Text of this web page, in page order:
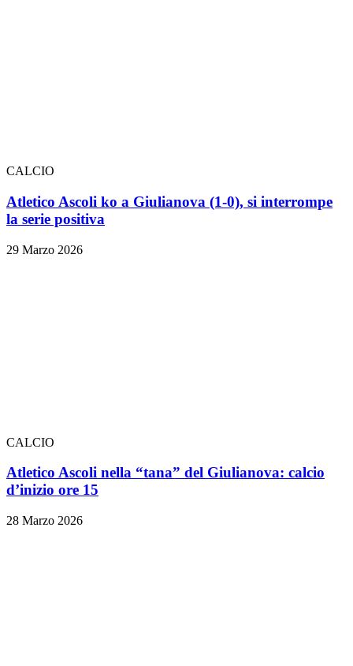
CALCIO
Atletico Ascoli ko a Giulianova (1-0), si interrompe
la serie positiva
29 Marzo 2026
CALCIO
Atletico Ascoli nella “tana” del Giulianova: calcio
d’inizio ore 15
28 Marzo 2026